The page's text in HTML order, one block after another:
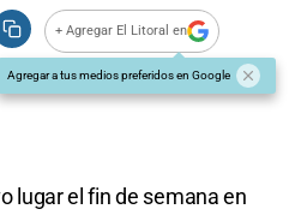
+ Agregar El Litoral en
Agregar a tus medios preferidos en Google
lugar el fin de semana en